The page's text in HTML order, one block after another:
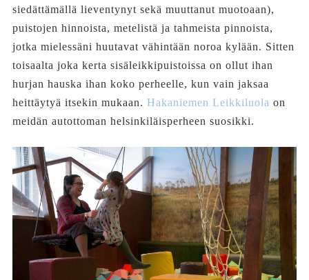
siedättämällä lieventynyt sekä muuttanut muotoaan),
puistojen hinnoista, metelistä ja tahmeista pinnoista,
jotka mielessäni huutavat vähintään noroa kylään. Sitten
toisaalta joka kerta sisäleikkipuistoissa on ollut ihan
hurjan hauska ihan koko perheelle, kun vain jaksaa
heittäytyä itsekin mukaan. Hakaniemen Leikkiluola on
meidän autottoman helsinkiläisperheen suosikki.